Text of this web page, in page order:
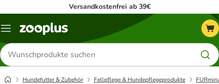
Versandkostenfrei ab 39€
Menü
Produkte
suchen
Hundefutter & Zubehör Fellpflege & Hundepflegeprodukte